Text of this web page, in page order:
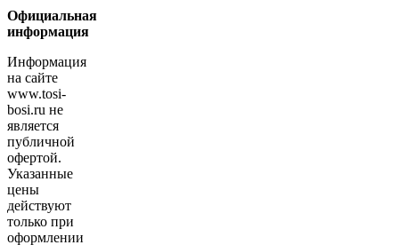
Официальная
информация
Информация
на сайте
www.tosi-
bosi.ru не
является
публичной
офертой.
Указанные
цены
действуют
только при
оформлении